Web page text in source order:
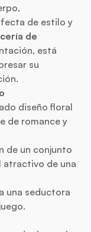
de estilo y
de
está
su
diseño floral
de romance y
de un conjunto
atractivo de una
una seductora